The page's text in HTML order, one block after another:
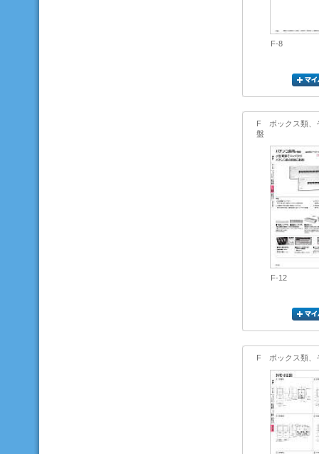
F-8
F ボックス類、
盤
F-12
F ボックス類、